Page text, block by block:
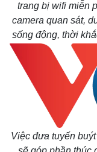
trang bị wifi miễn
camera quan sát,
sống động, thời
Việc đưa tuyến